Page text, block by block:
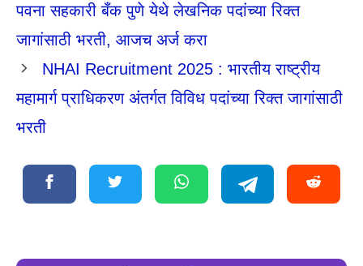
पवना सहकारी बँक पुणे येथे लेखनिक पदांच्या रिक्त
जागांसाठी भरती, आजच अर्ज करा
NHAI Recruitment 2025 : भारतीय राष्ट्रीय
महामार्ग प्राधिकरण अंतर्गत विविध पदांच्या रिक्त जागांसाठी
भरती